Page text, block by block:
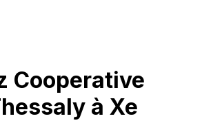
Cooperative
à Xe